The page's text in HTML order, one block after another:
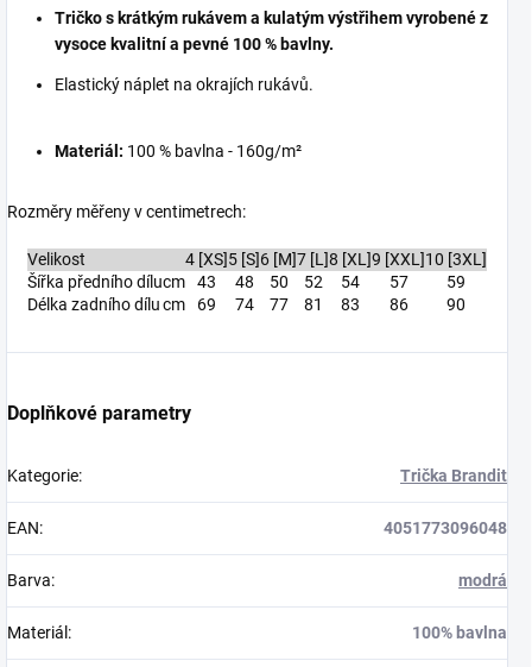
Tričko s krátkým rukávem a kulatým výstřihem vyrobené z
vysoce kvalitní a pevné 100 % bavlny.
Elastický náplet na okrajích rukávů.
Materiál: 100 % bavlna - 160g/m²
Rozměry měřeny v centimetrech:
Velikost 4 [XS]5 [S]6 [M]7 [L]8 [XL]9 [XXL]10 [3XL]
Šířka předního dílucm 43 48 50 52 54 57
59
Délka zadního dílucm 69 74 77 81 83 86 90
Doplňkové parametry
Kategorie: Trička Brandit
EAN: 4051773096048
Barva: modrá
Materiál : 100% bavlna